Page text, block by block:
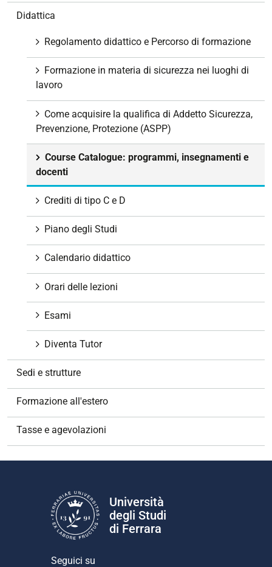
Didattica
Regolamento didattico e Percorso di formazione
Formazione in materia di sicurezza nei luoghi di
lavoro
Come acquisire la qualifica di Addetto Sicurezza,
Prevenzione, Protezione (ASPP)
Course Catalogue: programmi, insegnamenti e
docenti
Crediti di tipo C e D
Piano degli Studi
Calendario didattico
Orari delle lezioni
Esami
Diventa Tutor
Sedi e strutture
Formazione all'estero
Tasse e agevolazioni
Università
degli Studi
di Ferrara
Seguici su